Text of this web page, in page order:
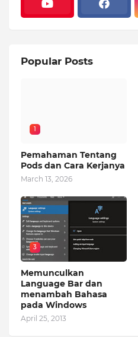
Popular Posts
1
Pemahaman Tentang
Pods dan Cara Kerjanya
March 13, 2026
3
Memunculkan
Language Bar dan
menambah Bahasa
pada Windows
April 25, 2013